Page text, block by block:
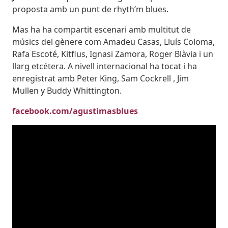
proposta amb un punt de rhyth’m blues.
Mas ha ha compartit escenari amb multitut de
músics del gènere com Amadeu Casas, Lluís Coloma,
Rafa Escoté, Kitflus, Ignasi Zamora, Roger Blàvia i un
llarg etcétera. A nivell internacional ha tocat i ha
enregistrat amb Peter King, Sam Cockrell , Jim
Mullen y Buddy Whittington.
facebook.com/agustimasblues